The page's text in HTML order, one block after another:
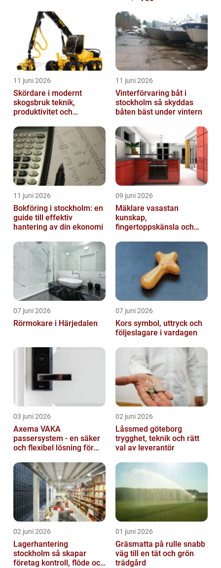
11 juni 2026
Skördare i modernt
skogsbruk teknik,
produktivitet och
11 juni 2026
Vinterförvaring båt i
stockholm så skyddas
båten bäst under vintern
11 juni 2026
Bokföring i stockholm: en
guide till effektiv
hantering av din ekonomi
09 juni 2026
Mäklare vasastan
kunskap,
fingertoppskänsla och
07 juni 2026
Rörmokare i Härjedalen
07 juni 2026
Kors symbol, uttryck och
följeslagare i vardagen
03 juni 2026
Axema VAKA
passersystem - en säker
och flexibel lösning för
02 juni 2026
Låssmed göteborg
trygghet, teknik och rätt
val av leverantör
02 juni 2026
Lagerhantering
stockholm så skapar
företag kontroll, flöde och
01 juni 2026
Gräsmatta på rulle snabb
väg till en tät och grön
trädgård